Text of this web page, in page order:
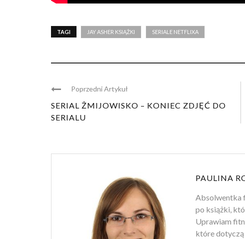
TAGI JAY ASHER KSIĄŻKI SERIALE NETFLIXA
Poprzedni Artykuł
SERIAL ŻMIJOWISKO – KONIEC ZDJĘĆ DO
SERIALU
PAULINA
Absolwentka
po książki,
Uprawiam
które dotyczą